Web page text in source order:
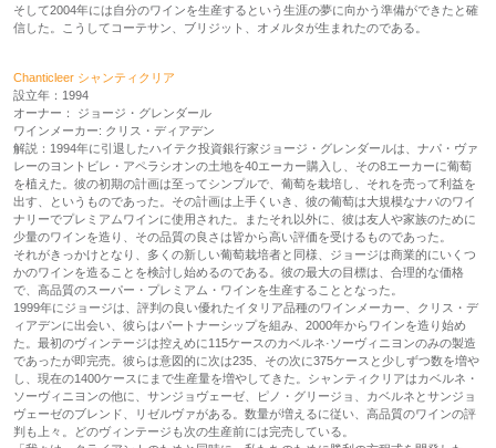
そして2004年には自分のワインを生産するという生涯の夢に向かう準備ができたと確
信した。こうしてコーテサン、ブリジット、オメルタが生まれたのである。
Chanticleer シャンティクリア
設立年：1994
オーナー： ジョージ・グレンダール
ワインメーカー: クリス・ディアデン
解説：1994年に引退したハイテク投資銀行家ジョージ・グレンダールは、ナパ・ヴァ
レーのヨントビレ・アペラシオンの土地を40エーカー購入し、その8エーカーに葡萄
を植えた。彼の初期の計画は至ってシンプルで、葡萄を栽培し、それを売って利益を
出す、というものであった。その計画は上手くいき、彼の葡萄は大規模なナパのワイ
ナリーでプレミアムワインに使用された。またそれ以外に、彼は友人や家族のために
少量のワインを造り、その品質の良さは皆から高い評価を受けるものであった。
それがきっかけとなり、多くの新しい葡萄栽培者と同様、ジョージは商業的にいくつ
かのワインを造ることを検討し始めるのである。彼の最大の目標は、合理的な価格
で、高品質のスーパー・プレミアム・ワインを生産することとなった。
1999年にジョージは、評判の良い優れたイタリア品種のワインメーカー、クリス・デ
ィアデンに出会い、彼らはパートナーシップを組み、2000年からワインを造り始め
た。最初のヴィンテージは控えめに115ケースのカベルネ·ソーヴィニヨンのみの製造
であったが即完売。彼らは意図的に次は235、その次に375ケースと少しずつ数を増や
し、現在の1400ケースにまで生産量を増やしてきた。シャンティクリアはカベルネ・
ソーヴィニヨンの他に、サンジョヴェーゼ、ピノ・グリージョ、カベルネとサンジョ
ヴェーゼのブレンド、リゼルヴァがある。数量が増えるに従い、高品質のワインの評
判も上々。どのヴィンテージも次の生産前には完売している。